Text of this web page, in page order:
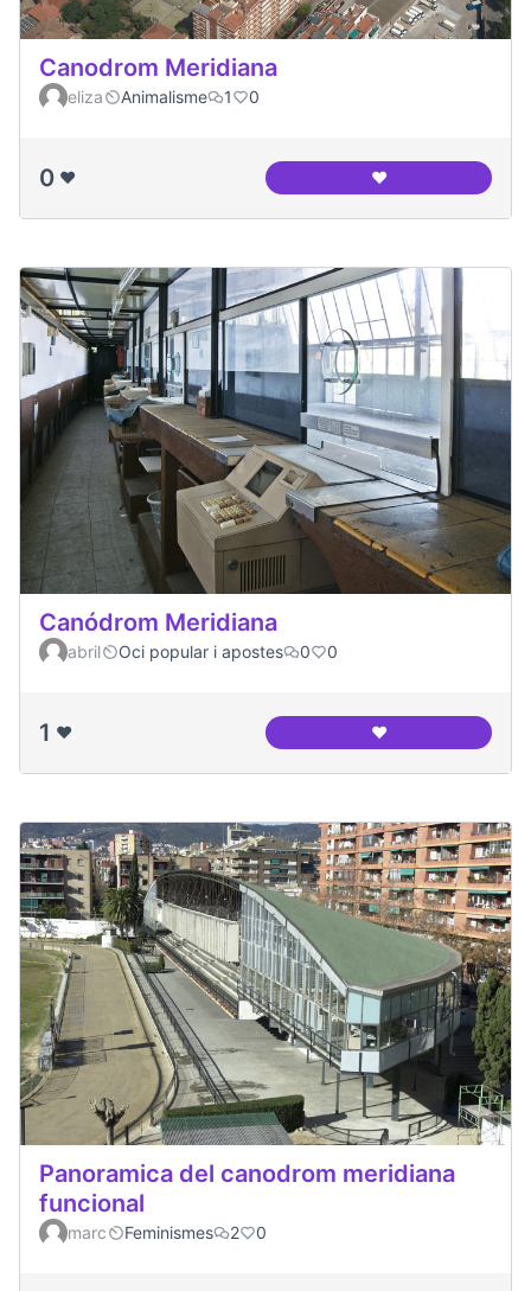
Canodrom Meridiana
eliza Animalisme 1 0
0 ❤️ ❤️Canodrom
Canódrom Meridiana
abril Oci popular i apostes 0 0
1 ❤️ ❤️Canódrom
Panoramica del canodrom meridiana
funcional
marc Feminismes 2 0